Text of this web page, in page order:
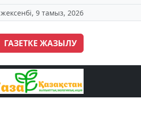
жексенбі, 9 тамыз, 2026
ГАЗЕТКЕ ЖАЗЫЛУ